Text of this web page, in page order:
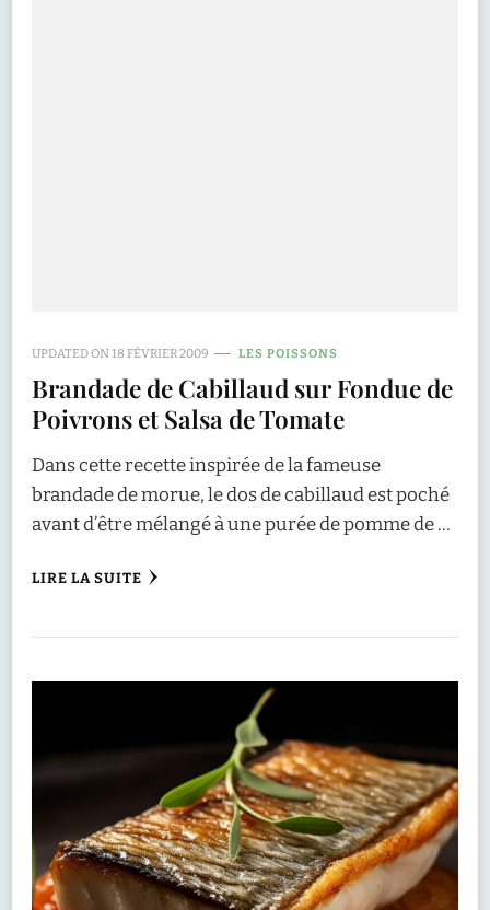
UPDATED ON18 FÉVRIER 2009 LES POISSONS
Brandade de Cabillaud sur Fondue de
Poivrons et Salsa de Tomate
Dans cette recette inspirée de la fameuse
brandade de morue, le dos de cabillaud est poché
avant d’être mélangé à une purée de pomme de …
LIRE LA SUITE